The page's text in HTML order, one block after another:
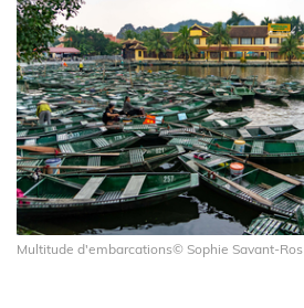
Multitude d'embarcations© Sophie Savant-Ros